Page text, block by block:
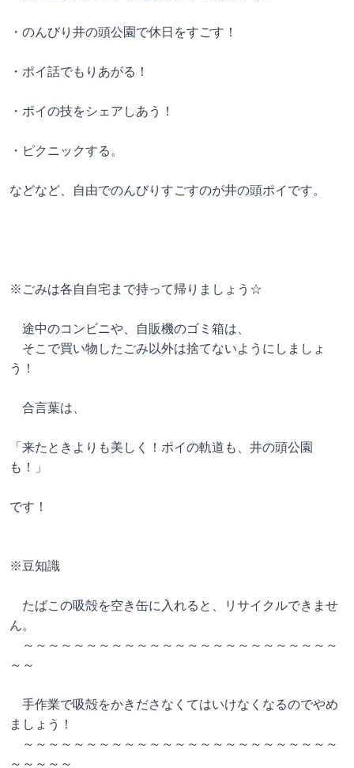
・のんびり井の頭公園で休日をすごす！
・ポイ話でもりあがる！
・ポイの技をシェアしあう！
・ピクニックする。
などなど、自由でのんびりすごすのが井の頭ポイです。
※ごみは各自自宅まで持って帰りましょう☆
途中のコンビニや、自販機のゴミ箱は、
そこで買い物したごみ以外は捨てないようにしましょ
う！
合言葉は、
「来たときよりも美しく！ポイの軌道も、井の頭公園
も！」
です！
※豆知識
たばこの吸殻を空き缶に入れると、リサイクルできませ
ん。
～～～～～～～～～～～～～～～～～～～～～～～～～
～～
手作業で吸殻をかきださなくてはいけなくなるのでやめ
ましょう！
～～～～～～～～～～～～～～～～～～～～～～～～～
～～～～～